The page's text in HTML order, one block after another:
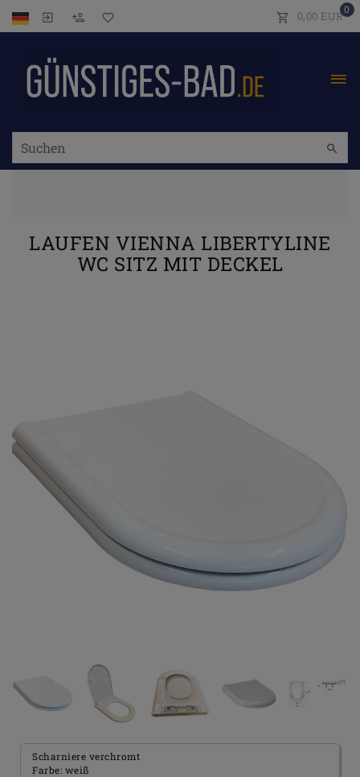
0
0,00 EUR
LAUFEN VIENNA LIBERTYLINE
WC SITZ MIT DECKEL
Scharniere verchromt
Farbe: weiß